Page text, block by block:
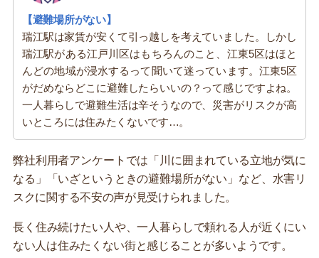
【避難場所がない】
瑞江駅は家賃が安くて引っ越しを考えていました。しかし
瑞江駅がある江戸川区はもちろんのこと、江東5区はほと
んどの地域が浸水するって聞いて迷っています。江東5区
がだめならどこに避難したらいいの？って感じですよね。
一人暮らしで避難生活は辛そうなので、災害がリスクが高
いところには住みたくないです…。
弊社利用者アンケートでは「川に囲まれている立地が気に
なる」「いざというときの避難場所がない」など、水害リ
スクに関する不安の声が見受けられました。
長く住み続けたい人や、一人暮らしで頼れる人が近くにい
ない人は住みたくない街と感じることが多いようです。